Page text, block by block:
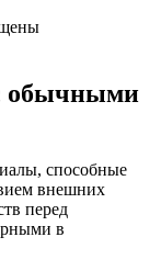
обычными
способные
внешних
перед
в